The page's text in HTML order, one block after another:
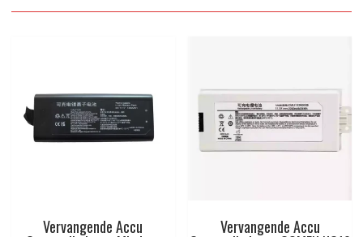
Vervangende Accu Vervangende Accu